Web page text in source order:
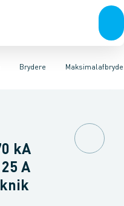
Forgreningsmateriel
Brydereog softstartere
Ombygningssæt til
kA
A